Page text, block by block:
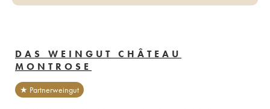
DAS WEINGUT CHÂTEAU
MONTROSE
★ Partnerweingut